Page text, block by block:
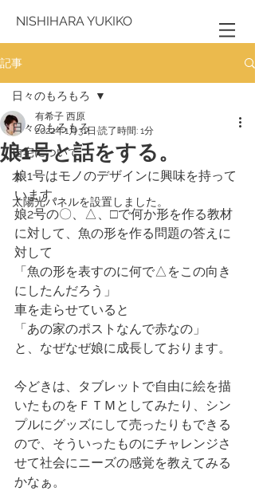
NISHIHARA YUKIKO
記事
日々のもろもろ
自宅について
本
太陽光パネルを設置しました。
日々のもろもろ
娘1号と話をする。
有希子 西原
2022年1月31日 読了時間: 1分
娘1号はモノのデザインに興味を持って
います。
娘2号の〇、△、□で何か形を作る教材
に対して、魚の形を作る問題の答えに
対して
「魚の形を表すのに何で△をこの向き
にしたんだろう」
車を走らせていると
「あの家のポストなんで赤なの」
と、なぜなぜ娘に成長しております。
今どきは、タブレットで自由に絵を描
いたものをＦＴＭとしてみたり、シン
プルにグッズにして売ったりもできる
ので、そういったものにチャレンジさ
せて社会にニーズの感覚を教えてみる
かなぁ。